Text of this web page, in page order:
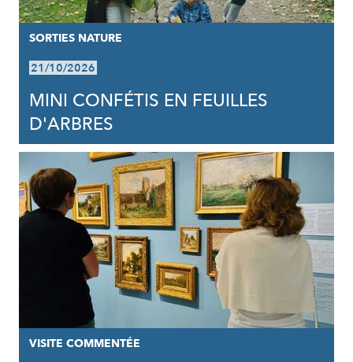
SORTIES NATURE
21/10/2026
MINI CONFÉTIS EN FEUILLES
D'ARBRES
VISITE COMMENTÉE